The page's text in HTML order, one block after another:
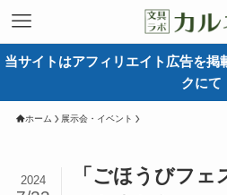
当サイトはアフィリエイト広告を掲
クにて
ホーム 展示会・イベント
「ごほうびフェ
2024